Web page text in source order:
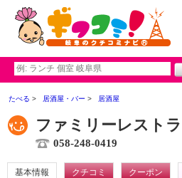
たべる 居酒屋・バー 居酒屋
ファミリーレスト
058-248-0419
基本情報 クチコミ クーポン